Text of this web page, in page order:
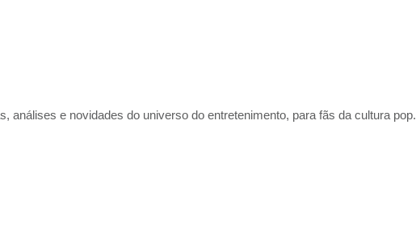
análises e novidades do universo do entretenimento, para fãs da cultura pop.